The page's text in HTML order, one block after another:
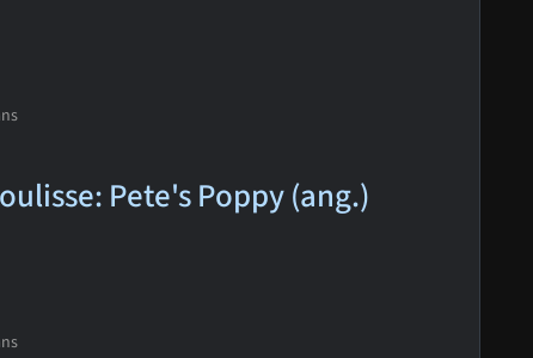
Pete's Poppy (ang.)